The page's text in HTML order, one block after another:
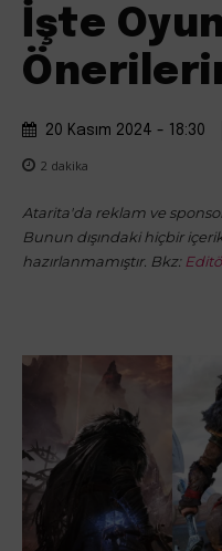
İşte
20 Kasım 2024 - 18:30
2 dakika
Atarita'da reklam ve
Bunun dışındaki hiçbir
hazırlanmamıştır. Bkz: